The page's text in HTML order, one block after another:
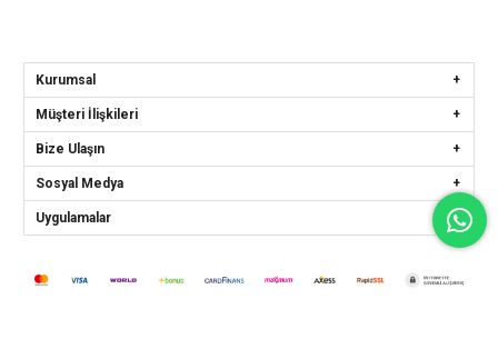
Kurumsal
Müşteri İlişkileri
Bize Ulaşın
Sosyal Medya
Uygulamalar